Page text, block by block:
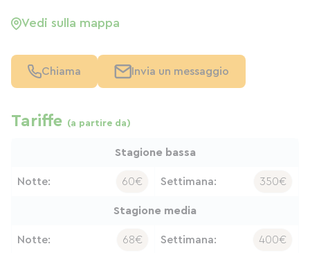
Vedi sulla mappa
Chiama Invia un messaggio
Tariffe (a partire da)
Stagione bassa
Notte: 60€ Settimana: 350€
Stagione media
Notte: 68€ Settimana: 400€